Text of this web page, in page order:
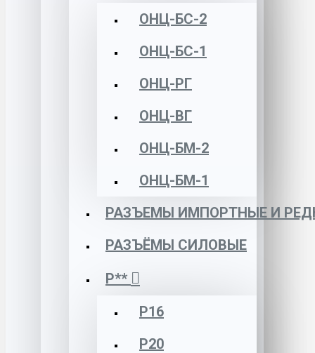
ОНЦ-БС-2
ОНЦ-БС-1
ОНЦ-РГ
ОНЦ-ВГ
ОНЦ-БМ-2
ОНЦ-БМ-1
РАЗЪЕМЫ ИМПОРТНЫЕ И
РАЗЪЁМЫ СИЛОВЫЕ
Р**
Р16
Р20